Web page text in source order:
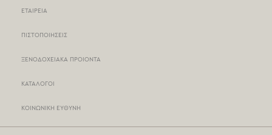
ΕΤΑΙΡΕΙΑ
ΠΙΣΤΟΠΟΙΗΣΕΙΣ
ΞΕΝΟΔΟΧΕΙΑΚΑ ΠΡΟΙΟΝΤΑ
ΚΑΤΑΛΟΓΟΙ
ΚΟΙΝΩΝΙΚΗ ΕΥΘΥΝΗ